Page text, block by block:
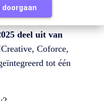
deel uit van
Coforce,
tot één